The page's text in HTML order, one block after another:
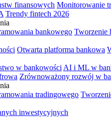
finansowych Monitorowanie
Trendy fintech 2026
bankowego Tworzenie
Otwarta platforma bankowa
w bankowości AI i ML w
Zrównoważony rozwój w
tradingowego
inwestycyjnych